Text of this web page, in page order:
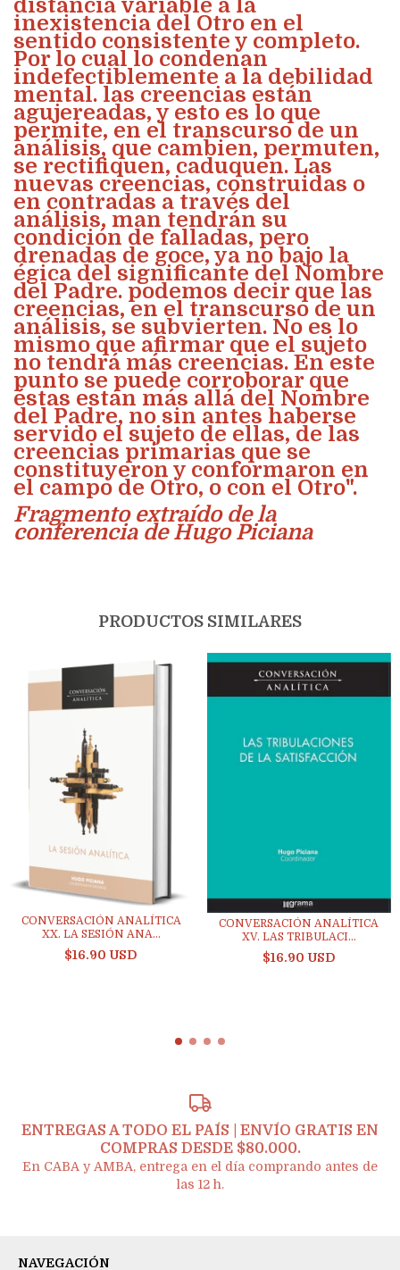
inexistencia del Otro en el
sentido consistente y completo.
Por lo cual lo condenan
indefectiblemente a la debilidad
mental. las creencias están
agujereadas, y esto es lo que
permite, en el transcurso de un
análisis, que cambien, permuten,
se rectifiquen, caduquen. Las
nuevas creencias, construidas o
en contradas a través del
análisis, man tendrán su
condición de falladas, pero
drenadas de goce, ya no bajo la
égica del significante del Nombre
del Padre. podemos decir que las
creencias, en el transcurso de un
análisis, se subvierten. No es lo
mismo que afirmar que el sujeto
no tendrá más creencias. En este
punto se puede corroborar que
éstas están más allá del Nombre
del Padre, no sin antes haberse
servido el sujeto de ellas, de las
creencias primarias que se
constituyeron y conformaron en
el campo de Otro, o con el Otro".
Fragmento extraído de la
conferencia de Hugo Piciana
PRODUCTOS SIMILARES
CONVERSACIÓN ANALÍTICA
XX. LA SESIÓN ANA...
$16.90 USD
CONVERSACIÓN ANALÍTICA
XV. LAS TRIBULACI...
$16.90 USD
ENTREGAS A TODO EL PAÍS | ENVÍO GRATIS EN
COMPRAS DESDE $80.000.
En CABA y AMBA, entrega en el día comprando antes de
las 12 h.
NAVEGACIÓN